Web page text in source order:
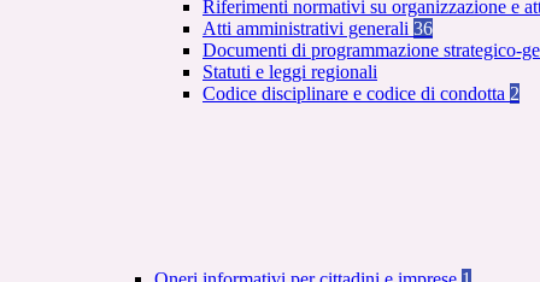
Riferimenti normativi su organizzazione e
Atti amministrativi generali 36
Documenti di programmazione strategico-
Statuti e leggi regionali
Codice disciplinare e codice di condotta 2